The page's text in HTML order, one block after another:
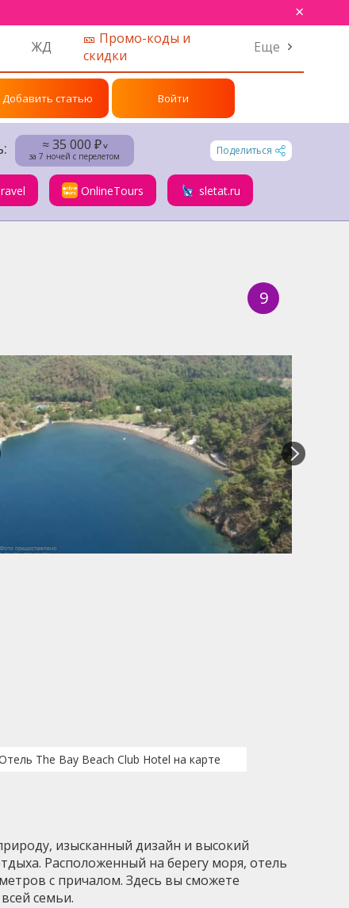
×
ЖД
🎫 Промо-коды и
скидки
Еще
Добавить статью Войти
≈ 35 000 ₽˅
за 7 ночей с перелетом
Поделиться
OnlineTours sletat.ru
9
The Bay Beach Club Hotel на карте
изысканный дизайн и высокий
Расположенный на берегу моря, отель
с причалом. Здесь вы сможете
семьи.